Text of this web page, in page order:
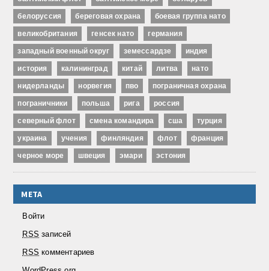
белоруссия береговая охрана боевая группа нато
великобритания генсек нато германия
западный военный округ земессардзе индия
история калининград китай литва нато
нидерланды норвегия пво пограничная охрана
пограничники польша рига россия
северный флот смена командира сша турция
украина учения финляндия флот франция
черное море швеция эмари эстония
МЕТА
Войти
RSS записей
RSS комментариев